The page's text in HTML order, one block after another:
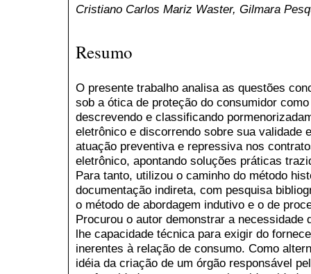
Cristiano Carlos Mariz Waster, Gilmara
Resumo
O presente trabalho analisa as questões
sob a ótica de proteção do consumidor
descrevendo e classificando
eletrônico e discorrendo sobre sua validade
atuação preventiva e repressiva nos
eletrônico, apontando soluções práticas
Para tanto, utilizou o caminho do método
documentação indireta, com pesquisa
o método de abordagem indutivo e o de
Procurou o autor demonstrar a necessidade
lhe capacidade técnica para exigir do
inerentes à relação de consumo. Como
idéia da criação de um órgão responsável